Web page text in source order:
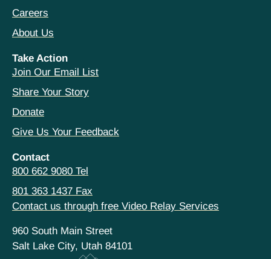
Careers
About Us
Take Action
Join Our Email List
Share Your Story
Donate
Give Us Your Feedback
Contact
800 662 9080 Tel
801 363 1437 Fax
Contact us through free Video Relay Services
960 South Main Street
Salt Lake City, Utah 84101